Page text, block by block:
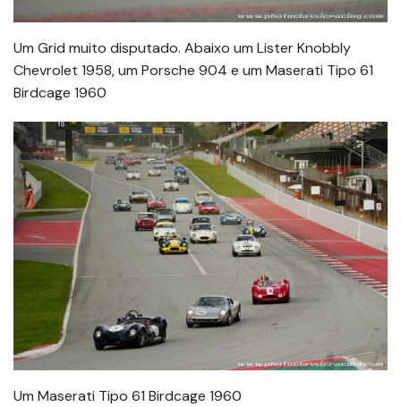
Um Grid muito disputado. Abaixo um Lister Knobbly
Chevrolet 1958, um Porsche 904 e um Maserati Tipo 61
Birdcage 1960
Um Maserati Tipo 61 Birdcage 1960